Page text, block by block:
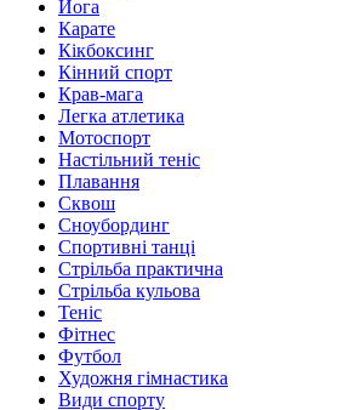
Йога
Карате
Кікбоксинг
Кінний спорт
Крав-мага
Легка атлетика
Мотоспорт
Настільний теніс
Плавання
Сквош
Сноубординг
Спортивні танці
Стрільба практична
Стрільба кульова
Теніс
Фітнес
Футбол
Художня гімнастика
Види спорту